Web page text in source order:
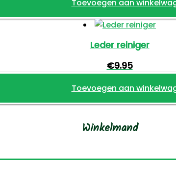
Toevoegen aan
Leder reiniger
€9.95
Toevoegen aan
Winkelmand